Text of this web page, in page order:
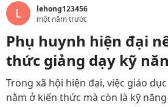
L
lehong123456
một năm trước
Phụ huynh hiện đại
thức giảng dạy kỹ
Trong xã hội hiện đại, việc giáo
nằm ở kiến thức mà còn là kỹ